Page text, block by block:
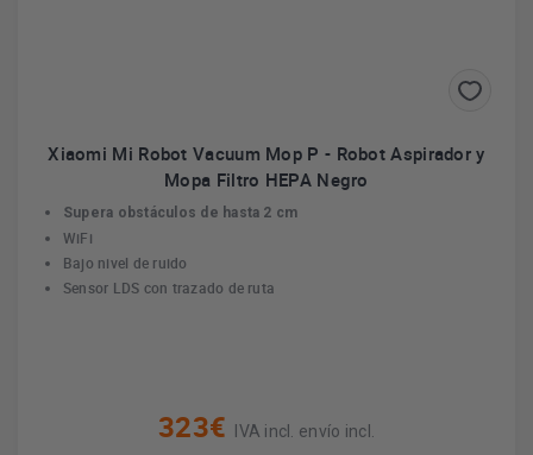
Xiaomi Mi Robot Vacuum Mop P - Robot Aspirador y
Mopa Filtro HEPA Negro
Supera obstáculos de hasta 2 cm
WiFi
Bajo nivel de ruido
Sensor LDS con trazado de ruta
323€ IVA incl. envío incl.